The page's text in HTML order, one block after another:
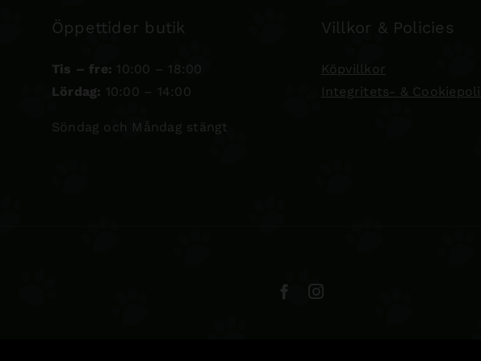
Öppettider butik
Tis – fre: 10:00 – 18:00
Lördag: 10:00 – 14:00
Söndag och Måndag stängt
Villkor & Policies
Köpvillkor
Integritets- &